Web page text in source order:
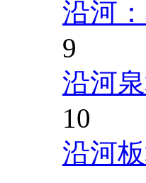
沿河
9
沿河
10
沿河